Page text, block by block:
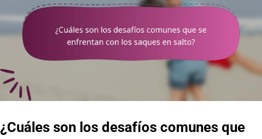
¿Cuáles son los desafíos comunes que